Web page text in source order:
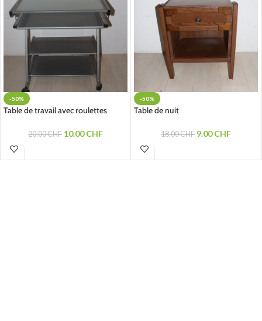
-50%
Table de travail avec roulettes
20.00CHF 10.00CHF
-50%
Table de nuit
18.00CHF 9.00CHF